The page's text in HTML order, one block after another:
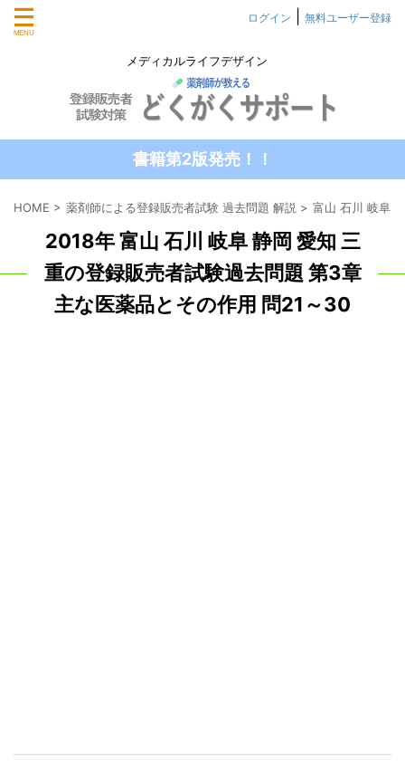
メディカルライフデザイン
ログイン 無料ユーザー登録
書籍第2版発売！！
HOME > 薬剤師による登録販売者試験 過去問題 解説 > 富山 石川 岐阜
2018年 富山 石川 岐阜 静岡 愛知 三
重の登録販売者試験過去問題 第3章
主な医薬品とその作用 問21～30